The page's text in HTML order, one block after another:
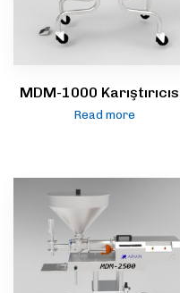
MDM-1000
Read more